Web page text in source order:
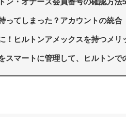
ってしまった？アカウントの統合
！ヒルトンアメックスを持つメリ
スマートに管理して、ヒルトンで